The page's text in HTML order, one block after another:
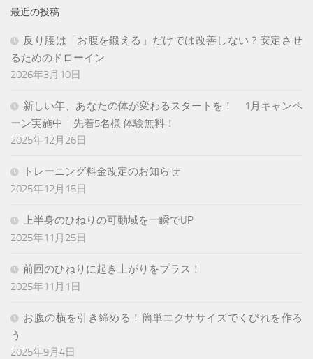
最近の投稿
反り腰は「お腹を鍛える」だけでは改善しない？安定させ
るためのドローイン
2026年3月10日
新しい年、あなたの体が変わるスタートを！ 1月キャンペ
ーン実施中｜先着5名様 体験無料！
2025年12月26日
トレーニング料金改定のお知らせ
2025年12月15日
上半身のひねりの可動域を一瞬でUP
2025年11月25日
前回のひねりに起き上がりをプラス！
2025年11月1日
お腹の横を引き締める！簡単エクササイズでくびれを作ろ
う
2025年9月4日